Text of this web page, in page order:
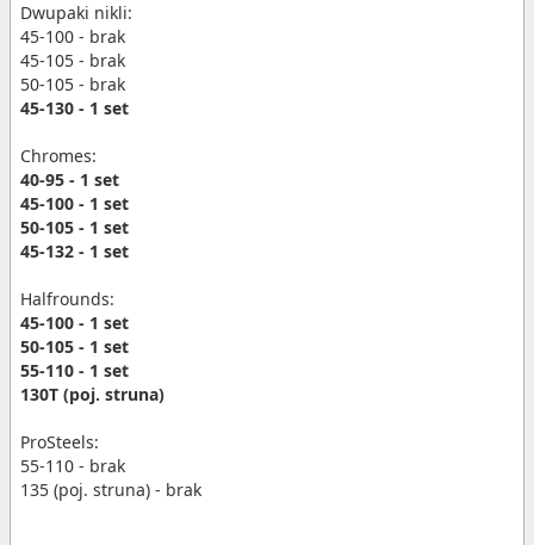
Dwupaki nikli:
45-100 - brak
45-105 - brak
50-105 - brak
45-130 - 1 set
Chromes:
40-95 - 1 set
45-100 - 1 set
50-105 - 1 set
45-132 - 1 set
Halfrounds:
45-100 - 1 set
50-105 - 1 set
55-110 - 1 set
130T (poj. struna)
ProSteels:
55-110 - brak
135 (poj. struna) - brak